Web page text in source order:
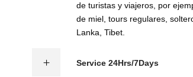
de turistas y viajeros, por
de miel, tours regulares,
Lanka, Tibet.
Service 24Hrs/7Days